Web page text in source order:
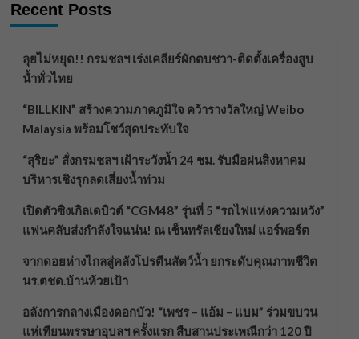
Recent Posts
ลุยไม่หยุด!! กรมชลฯ เร่งเคลียร์ผักตบชวา-ติดตั้งเครื่องสูบ
น้ำทั่วไทย
“BILLKIN” สร้างความภาคภูมิใจ คว้ารางวัลใหญ่ Weibo
Malaysia พร้อมโชว์สุดประทับใจ
“สุริยะ” สั่งกรมชลฯ เฝ้าระวังน้ำ 24 ชม. รับมือฝนสิงหาคม
บริหารเชิงรุกลดเสี่ยงน้ำท่วม
เปิดตัวซิงเกิลเดบิวต์ “CGM48” รุ่นที่ 5 “รถไฟแห่งความหวัง”
แฟนคลับส่งกำลังใจแน่น! ณ เซ็นทรัลเชียงใหม่ แอร์พอร์ต
จากดอยห่างไกลสู่คลังโปรตีนสัตว์น้ำ ยกระดับคุณภาพชีวิต
นร.ตชด.บ้านห้วยเป้า
อลังการกลางเมืองดอกบัว! “เพชร – แอ้ม – แบม” ร่วมขบวน
แห่เทียนพรรษาอุบลฯ ครั้งแรก สืบสานประเพณีกว่า 120 ปี